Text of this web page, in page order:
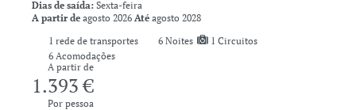
Dias de saída: Sexta-feira
A partir de agosto 2026 Até agosto 2028
1 rede de transportes 6 Noites
1 Circuitos
6 Acomodações
A partir de
1.393 €
Por pessoa